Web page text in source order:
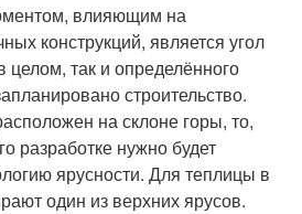
влияющим на
конструкций, является угол
целом, так и определённого
строительство.
на склоне горы, то,
разработке нужно будет
ярусности. Для теплицы в
один из верхних ярусов.